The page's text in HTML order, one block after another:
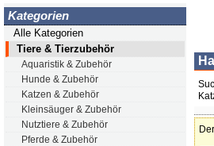
Kategorien
Alle Kategorien
Tiere & Tierzubehör
Aquaristik & Zubehör
Hunde & Zubehör
Katzen & Zubehör
Kleinsäuger & Zubehör
Nutztiere & Zubehör
Pferde & Zubehör